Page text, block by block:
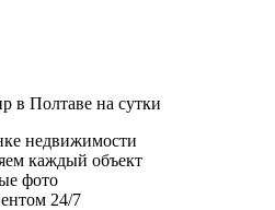
в Полтаве на сутки
недвижимости
каждый объект
фото
24/7